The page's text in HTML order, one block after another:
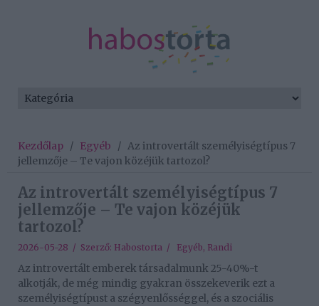
Kezdőlap / Egyéb / Az introvertált személyiségtípus 7
jellemzője – Te vajon közéjük tartozol?
Az introvertált személyiségtípus 7
jellemzője – Te vajon közéjük
tartozol?
2026-05-28 / Szerző: Habostorta / Egyéb, Randi
Az introvertált emberek társadalmunk 25-40%-t
alkotják, de még mindig gyakran összekeverik ezt a
személyiségtípust a szégyenlősséggel, és a szociális